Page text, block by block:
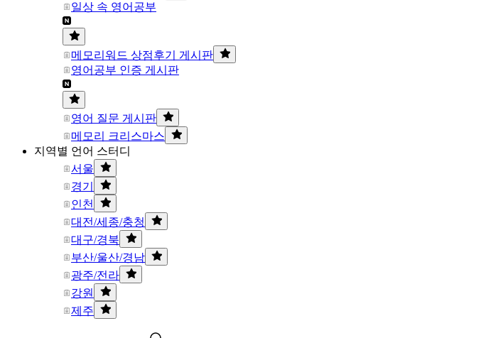
일상 속 영어공부
메모리워드 상점후기 게시판
영어공부 인증 게시판
영어 질문 게시판
메모리 크리스마스
지역별 언어 스터디
서울
경기
인천
대전/세종/충청
대구/경북
부산/울산/경남
광주/전라
강원
제주